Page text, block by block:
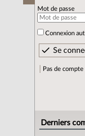
Mot de passe
Connexion
Pas de compte
Derniers